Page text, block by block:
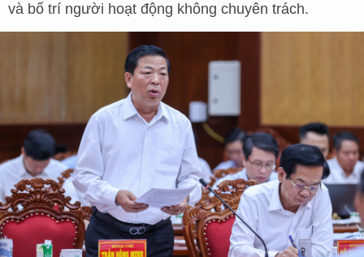
và bố trí người hoạt động không chuyên trách.